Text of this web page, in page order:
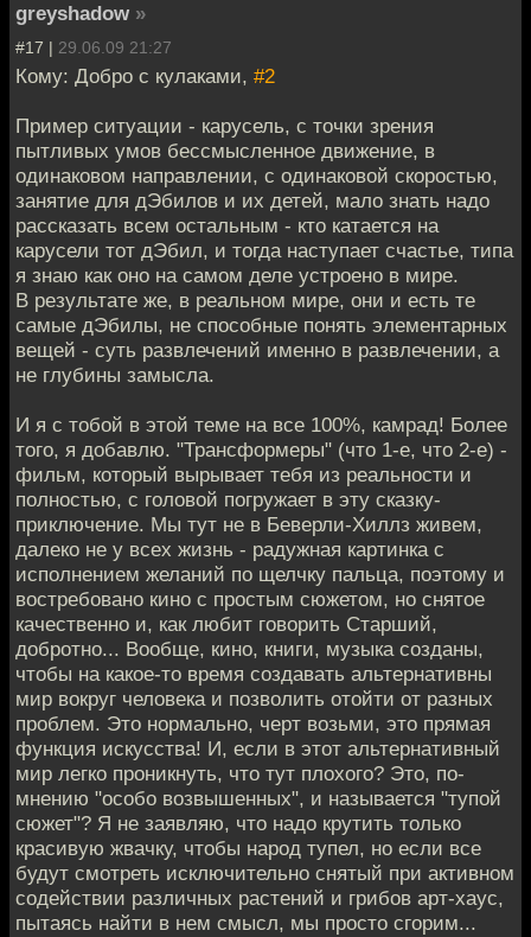
greyshadow »
#17 | 29.06.09 21:27
Кому: Добро с кулаками, #2
Пример ситуации - карусель, с точки зрения
пытливых умов бессмысленное движение, в
одинаковом направлении, с одинаковой скоростью,
занятие для дЭбилов и их детей, мало знать надо
рассказать всем остальным - кто катается на
карусели тот дЭбил, и тогда наступает счастье, типа
я знаю как оно на самом деле устроено в мире.
В результате же, в реальном мире, они и есть те
самые дЭбилы, не способные понять элементарных
вещей - суть развлечений именно в развлечении, а
не глубины замысла.
И я с тобой в этой теме на все 100%, камрад! Более
того, я добавлю. "Трансформеры" (что 1-е, что 2-е) -
фильм, который вырывает тебя из реальности и
полностью, с головой погружает в эту сказку-
приключение. Мы тут не в Беверли-Хиллз живем,
далеко не у всех жизнь - радужная картинка с
исполнением желаний по щелчку пальца, поэтому и
востребовано кино с простым сюжетом, но снятое
качественно и, как любит говорить Старший,
добротно... Вообще, кино, книги, музыка созданы,
чтобы на какое-то время создавать альтернативны
мир вокруг человека и позволить отойти от разных
проблем. Это нормально, черт возьми, это прямая
функция искусства! И, если в этот альтернативный
мир легко проникнуть, что тут плохого? Это, по-
мнению "особо возвышенных", и называется "тупой
сюжет"? Я не заявляю, что надо крутить только
красивую жвачку, чтобы народ тупел, но если все
будут смотреть исключительно снятый при активном
содействии различных растений и грибов арт-хаус,
пытаясь найти в нем смысл, мы просто сгорим...